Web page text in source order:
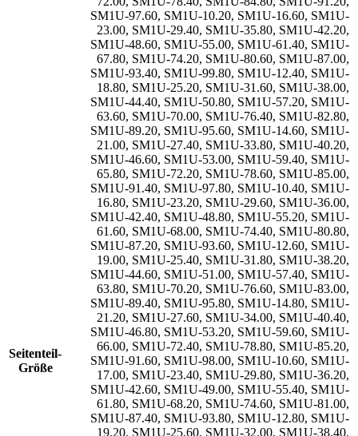
Seitenteil-
Größe
SM1U-97.60, SM1U-10.20, SM1U-16.60, SM1U-
23.00, SM1U-29.40, SM1U-35.80, SM1U-42.20,
SM1U-48.60, SM1U-55.00, SM1U-61.40, SM1U-
67.80, SM1U-74.20, SM1U-80.60, SM1U-87.00,
SM1U-93.40, SM1U-99.80, SM1U-12.40, SM1U-
18.80, SM1U-25.20, SM1U-31.60, SM1U-38.00,
SM1U-44.40, SM1U-50.80, SM1U-57.20, SM1U-
63.60, SM1U-70.00, SM1U-76.40, SM1U-82.80,
SM1U-89.20, SM1U-95.60, SM1U-14.60, SM1U-
21.00, SM1U-27.40, SM1U-33.80, SM1U-40.20,
SM1U-46.60, SM1U-53.00, SM1U-59.40, SM1U-
65.80, SM1U-72.20, SM1U-78.60, SM1U-85.00,
SM1U-91.40, SM1U-97.80, SM1U-10.40, SM1U-
16.80, SM1U-23.20, SM1U-29.60, SM1U-36.00,
SM1U-42.40, SM1U-48.80, SM1U-55.20, SM1U-
61.60, SM1U-68.00, SM1U-74.40, SM1U-80.80,
SM1U-87.20, SM1U-93.60, SM1U-12.60, SM1U-
19.00, SM1U-25.40, SM1U-31.80, SM1U-38.20,
SM1U-44.60, SM1U-51.00, SM1U-57.40, SM1U-
63.80, SM1U-70.20, SM1U-76.60, SM1U-83.00,
SM1U-89.40, SM1U-95.80, SM1U-14.80, SM1U-
21.20, SM1U-27.60, SM1U-34.00, SM1U-40.40,
SM1U-46.80, SM1U-53.20, SM1U-59.60, SM1U-
66.00, SM1U-72.40, SM1U-78.80, SM1U-85.20,
SM1U-91.60, SM1U-98.00, SM1U-10.60, SM1U-
17.00, SM1U-23.40, SM1U-29.80, SM1U-36.20,
SM1U-42.60, SM1U-49.00, SM1U-55.40, SM1U-
61.80, SM1U-68.20, SM1U-74.60, SM1U-81.00,
SM1U-87.40, SM1U-93.80, SM1U-12.80, SM1U-
19.20, SM1U-25.60, SM1U-32.00, SM1U-38.40,